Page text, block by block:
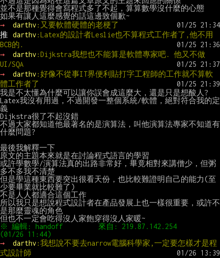
並不是那種覺得會寫程式多了不起，算算數學沒什麼的心態
→
darthv:又要軟體硬體的老梗了
推
darthv:Latex的設計者Leslie也不算程式工作者了,他不用
BCB的.
→
darthv:Dijkstra我想也不能算是軟體專家吧. 他又不做
UI/SQA
→
darthv:好像不從事IT界便利貼打字工程師的工作就不算軟
體工作者了
我是不太懂為什麼可以讓你誤會成這麼大，還是只是想酸人?
Latex我沒有用過，不過開發一整個系統/軟體，絕對符合我的定
義
Dijkstra很了不起沒錯
不過大家都知道他最著名的是演算法，叫他演算法專家不知道有
什麼問題?
最後我解釋一下
原文的主題本來就是在討論程式語言的學習
或許學數學/演算法真的出路非常好，畢竟相對來講僧少，但粥
多不多我不清楚
但是學這種東西要突出很看天份，也比較難證明自己的能力(至
少要畢業就比較難了)
不是人人都適合這個工作
所以我只是想說程式設計者在產品發展上也一樣很重要，或許不
是那麼靈魂的角色
※ 編輯: handoff         來自: 219.87.142.254
→
darthv:我想說不要去narrow電腦科學家,一定要怎樣才是程
式設計師